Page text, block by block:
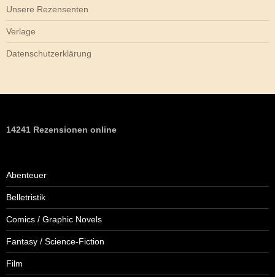
Unsere Rezensenten
Verlage
Datenschutzerklärung
14241 Rezensionen online
Abenteuer
Belletristik
Comics / Graphic Novels
Fantasy / Science-Fiction
Film